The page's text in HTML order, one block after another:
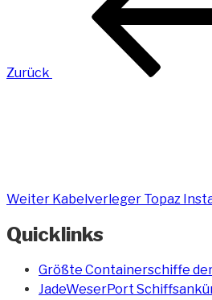
Zurück
Weiter Kabelverleger Topaz
Quicklinks
Größte Containerschiffe
JadeWeserPort